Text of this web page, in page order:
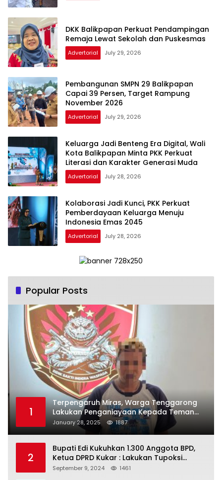
DKK Balikpapan Perkuat Pendampingan
Remaja Lewat Sekolah dan Puskesmas
Advertorial July 29, 2026
Pembangunan SMPN 29 Balikpapan
Capai 39 Persen, Target Rampung
November 2026
Advertorial July 29, 2026
Keluarga Jadi Benteng Era Digital, Wali
Kota Balikpapan Minta PKK Perkuat
Literasi dan Karakter Generasi Muda
Advertorial July 28, 2026
Kolaborasi Jadi Kunci, PKK Perkuat
Pemberdayaan Keluarga Menuju
Indonesia Emas 2045
Advertorial July 28, 2026
Popular Posts
1
Terpengaruh Miras, Warga Tenggarong
Lakukan Penganiayaan Kepada Teman
Sendiri
January 28, 2025 1887
2
Bupati Edi Kukuhkan 1.300 Anggota BPD,
Ketua DPRD Kukar : Lakukan Tupoksi
Dengan Baik Untuk Wujudkan
September 9, 2024 1461